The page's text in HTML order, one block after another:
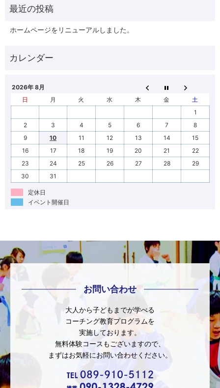
ホームページをリニューアルしました。
2026年 8月
日
月 火 水 木 金
土
1
2
3 4 5 6 7
8
9
10 11 12 13 14
15
16
17 18 19 20 21
22
23
24 25 26 27 28
29
30
31
定休日
イベント開催日
お問い合わせ
大人から子どもまでが学べる
コーチング教育プログラムを
実施しております。
無料体験コースもございますので、
まずはお気軽にお問い合わせください。